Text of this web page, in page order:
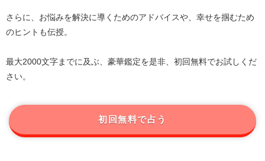
さらに、お悩みを解決に導くためのアドバイスや、幸せを掴むため
のヒントも伝授。
最大2000文字までに及ぶ、豪華鑑定を是非、初回無料でお試しくだ
さい。
初回無料で占う